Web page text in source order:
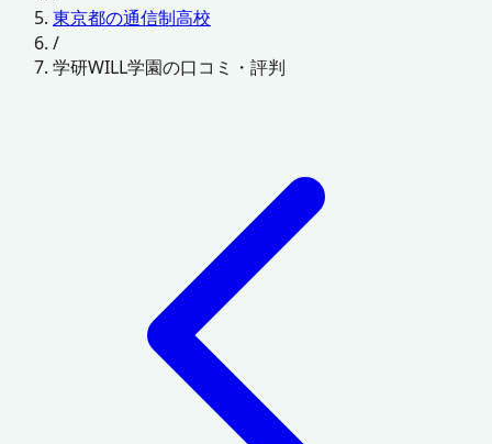
東京都の通信制高校
/
学研WILL学園の口コミ・評判